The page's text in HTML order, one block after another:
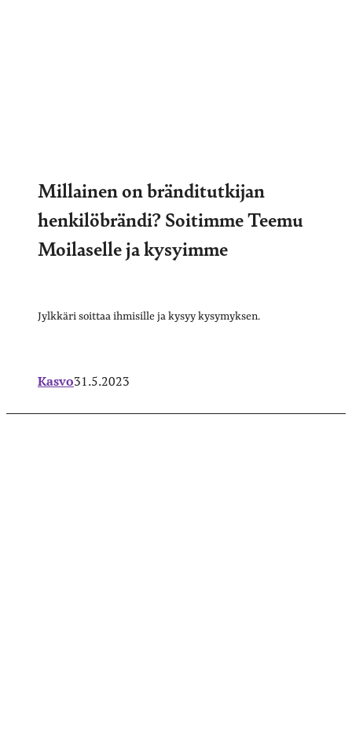
Millainen on bränditutkijan
henkilöbrändi? Soitimme Teemu
Moilaselle ja kysyimme
Jylkkäri soittaa ihmisille ja kysyy kysymyksen.
Kasvo31.5.2023